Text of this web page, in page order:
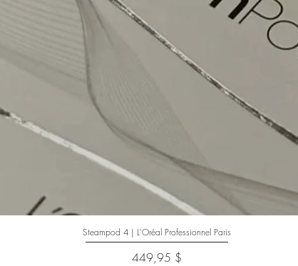
Aperçu rapide
Steampod 4 | L'Oréal Professionnel Paris
Prix
449,95 $